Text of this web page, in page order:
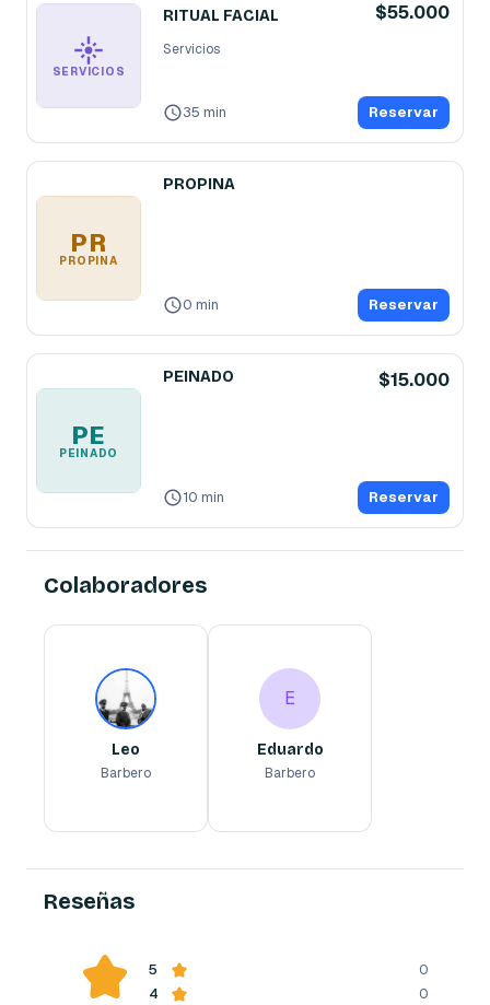
SERVICIOS
RITUAL FACIAL $55.000
Servicios
35 min Reservar
PR
PROPINA
PROPINA
0 min Reservar
PE
PEINADO
PEINADO $15.000
10 min Reservar
Colaboradores
Leo
Barbero
Barbero
E
Eduardo
Barbero
Barbero
Reseñas
5 0
4 0